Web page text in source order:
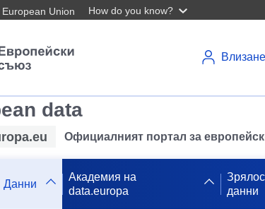
Union How do you know?
Влизане
data
Официалният портал за
Данни
Академия на
data.europa
данни